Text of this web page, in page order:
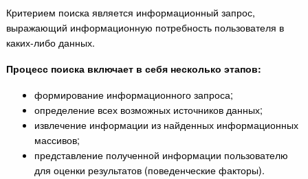
Критерием поиска является информационный запрос,
выражающий информационную потребность пользователя в
каких-либо данных.
Процесс поиска включает в себя несколько этапов:
формирование информационного запроса;
определение всех возможных источников данных;
извлечение информации из найденных информационных
массивов;
представление полученной информации пользователю
для оценки результатов (поведенческие факторы).